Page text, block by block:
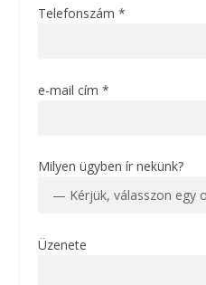
Telefonszám *
e-mail cím *
Milyen ügyben ír nekünk?
Üzenete